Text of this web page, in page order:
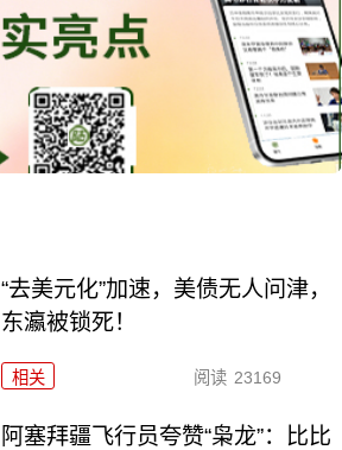
“去美元化”加速，美债无人问津，
东瀛被锁死！
相关 阅读 23169
阿塞拜疆飞行员夸赞“枭龙”：比比